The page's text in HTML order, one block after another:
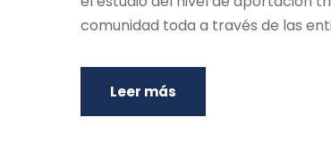
comunidad toda a través de las
Leer más